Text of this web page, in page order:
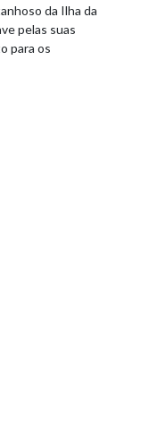
da Ilha da
pelas suas
para os